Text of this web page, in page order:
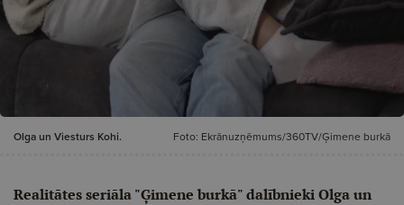
Olga un Viesturs Kohi. Foto: Ekrānuzņēmums/360TV/Ģimene burkā
Realitātes seriāla "Ģimene burkā" dalībnieki Olga un